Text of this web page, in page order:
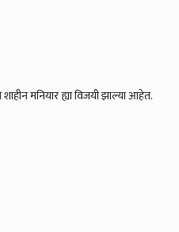
मनियार ह्या विजयी झाल्या आहेत.